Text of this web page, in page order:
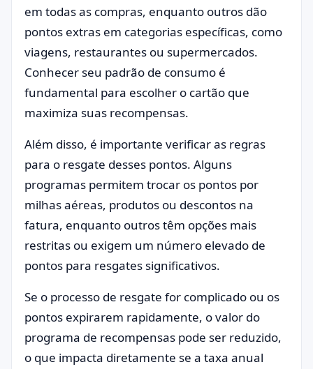
em todas as compras, enquanto outros dão
pontos extras em categorias específicas, como
viagens, restaurantes ou supermercados.
Conhecer seu padrão de consumo é
fundamental para escolher o cartão que
maximiza suas recompensas.
Além disso, é importante verificar as regras
para o resgate desses pontos. Alguns
programas permitem trocar os pontos por
milhas aéreas, produtos ou descontos na
fatura, enquanto outros têm opções mais
restritas ou exigem um número elevado de
pontos para resgates significativos.
Se o processo de resgate for complicado ou os
pontos expirarem rapidamente, o valor do
programa de recompensas pode ser reduzido,
o que impacta diretamente se a taxa anual